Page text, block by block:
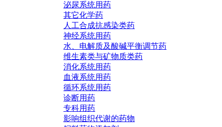
泌尿系统用药
其它化学药
人工合成抗感染类药
神经系统用药
水、电解质及酸碱平衡调节药
维生素类与矿物质类药
消化系统用药
血液系统用药
循环系统用药
诊断用药
专科用药
影响组织代谢的药物